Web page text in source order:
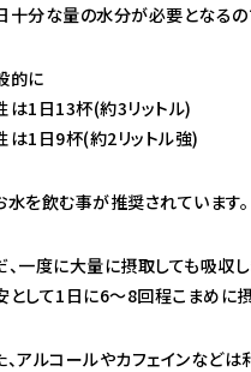
十分な量の水分が必要となるの
的に
は1日13杯(約3リットル)
は1日9杯(約2リットル強)
水を飲む事が推奨されています。
、一度に大量に摂取しても吸収
として1日に6～8回程こまめに
、アルコールやカフェインなど